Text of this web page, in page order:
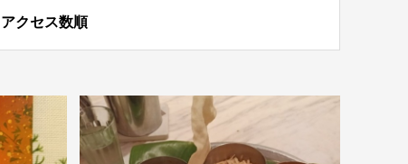
アクセス数順